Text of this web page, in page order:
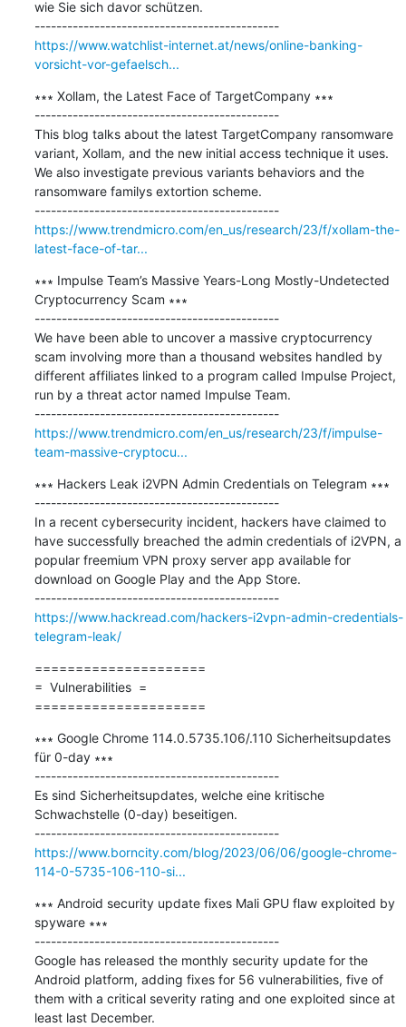
wie Sie sich davor schützen.
---------------------------------------------
https://www.watchlist-internet.at/news/online-banking-
vorsicht-vor-gefaelsch...
∗∗∗ Xollam, the Latest Face of TargetCompany ∗∗∗
---------------------------------------------
This blog talks about the latest TargetCompany ransomware
variant, Xollam, and the new initial access technique it uses.
We also investigate previous variants behaviors and the
ransomware familys extortion scheme.
---------------------------------------------
https://www.trendmicro.com/en_us/research/23/f/xollam-the-
latest-face-of-tar...
∗∗∗ Impulse Team’s Massive Years-Long Mostly-Undetected
Cryptocurrency Scam ∗∗∗
---------------------------------------------
We have been able to uncover a massive cryptocurrency
scam involving more than a thousand websites handled by
different affiliates linked to a program called Impulse Project,
run by a threat actor named Impulse Team.
---------------------------------------------
https://www.trendmicro.com/en_us/research/23/f/impulse-
team-massive-cryptocu...
∗∗∗ Hackers Leak i2VPN Admin Credentials on Telegram ∗∗∗
---------------------------------------------
In a recent cybersecurity incident, hackers have claimed to
have successfully breached the admin credentials of i2VPN, a
popular freemium VPN proxy server app available for
download on Google Play and the App Store.
---------------------------------------------
https://www.hackread.com/hackers-i2vpn-admin-credentials-
telegram-leak/
=====================
=  Vulnerabilities  =
=====================
∗∗∗ Google Chrome 114.0.5735.106/.110 Sicherheitsupdates
für 0-day ∗∗∗
---------------------------------------------
Es sind Sicherheitsupdates, welche eine kritische
Schwachstelle (0-day) beseitigen.
---------------------------------------------
https://www.borncity.com/blog/2023/06/06/google-chrome-
114-0-5735-106-110-si...
∗∗∗ Android security update fixes Mali GPU flaw exploited by
spyware ∗∗∗
---------------------------------------------
Google has released the monthly security update for the
Android platform, adding fixes for 56 vulnerabilities, five of
them with a critical severity rating and one exploited since at
least last December.